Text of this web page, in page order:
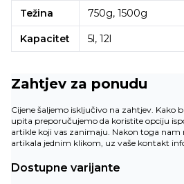
Težina 750g, 1500g
Kapacitet 5l, 12l
Zahtjev za ponudu
Cijene šaljemo isključivo na zahtjev. Kako
upita preporučujemo da koristite opciju
artikle koji vas zanimaju. Nakon toga nam
artikala jednim klikom, uz vaše kontakt
Dostupne varijante